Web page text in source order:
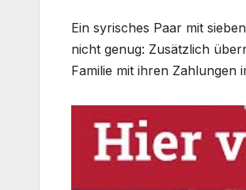
Ein syrisches Paar mit
nicht genug: Zusätzlich
Familie mit ihren Zahlungen